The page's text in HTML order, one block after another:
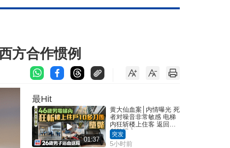
方合作惯例
最Hit
01:37
黄大仙血案│内情曝光 死
者对噪音非常敏感 电梯
内狂斩楼上住客 返回住
所堕楼亡
突发
5小时前